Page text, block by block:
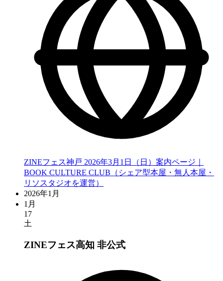
ZINEフェス神戸 2026年3月1日（日）案内ページ｜
BOOK CULTURE CLUB（シェア型本屋・無人本屋・
リソスタジオを運営）
2026年1月
1月
17
土
ZINEフェス高知 非公式